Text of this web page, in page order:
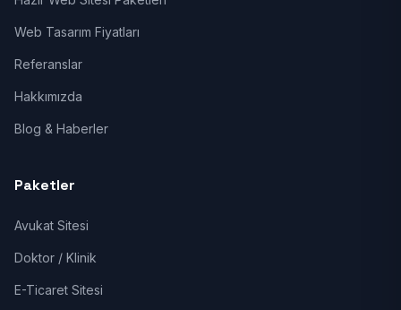
Web Tasarım Fiyatları
Referanslar
Hakkımızda
Blog & Haberler
Paketler
Avukat Sitesi
Doktor / Klinik
E-Ticaret Sitesi